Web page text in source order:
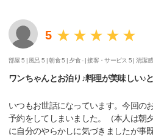
5
部屋 5 | 風呂 5 |朝食 5 | 夕食 - |接客・サービス 5 |清潔
ワンちゃんとお泊り♪料理が美味しい♪
いつもお世話になっています。今回の
予約をしてしまいました。（本人は朝
に自分のやらかしに気づきましたが事